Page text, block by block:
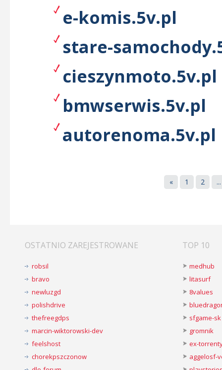
e-komis.5v.pl
stare-
cieszynmoto.5v.pl
bmwserwis.5v.pl
autorenoma.5v.pl
« 1 2 ...
OSTATNIO ZAREJESTROWANE
robsil
bravo
newluzgd
polishdrive
thefreegdps
marcin-wiktorowski-dev
feelshost
chorekpszczonow
TOP 10
medhub
litasurf
8values
sfgame-sk
gromnik
ex-
aggelosf-